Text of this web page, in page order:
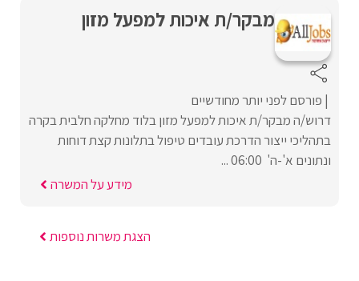
מבקר/ת איכות למפעל מזון
פורסם לפני יותר מחודשיים
דרוש/ה מבקר/ת איכות למפעל מזון בלוד מחלקה חלבית בקרה
בתהליכי ייצור הדרכת עובדים טיפול בתלונות קצת דוחות
ונתונים א'-ה' 06:00 ...
מידע על המשרה
הצגת משרות נוספות